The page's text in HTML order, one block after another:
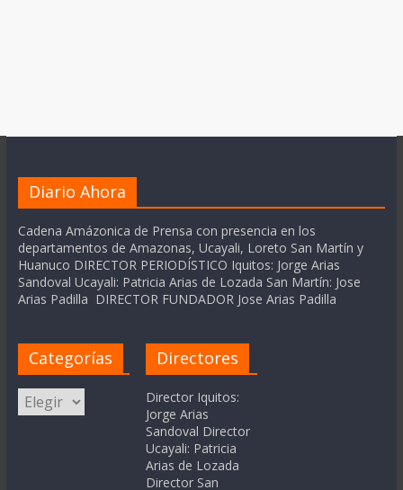
Diario Ahora
Cadena Amázonica de Prensa con presencia en los
departamentos de Amazonas, Ucayali, Loreto San Martín y
Huanuco DIRECTOR PERIODÍSTICO Iquitos: Jorge Arias
Sandoval Ucayali: Patricia Arias de Lozada San Martín: Jose
Arias Padilla DIRECTOR FUNDADOR Jose Arias Padilla
Categorías
Categorías
Directores
Director Iquitos:
Jorge Arias
Sandoval Director
Ucayali: Patricia
Arias de Lozada
Director San